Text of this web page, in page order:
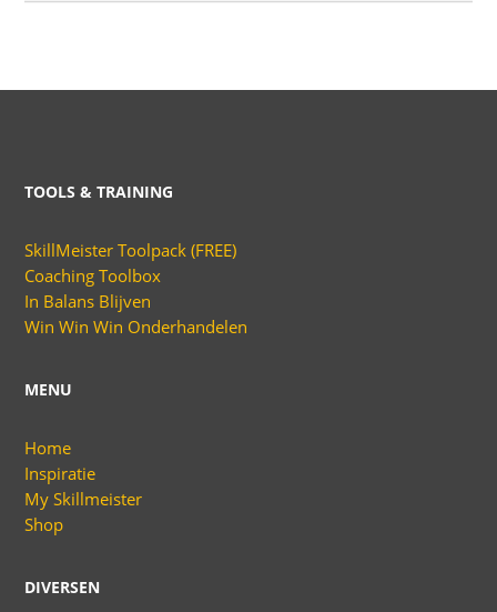
TOOLS & TRAINING
SkillMeister Toolpack (FREE)
Coaching Toolbox
In Balans Blijven
Win Win Win Onderhandelen
MENU
Home
Inspiratie
My Skillmeister
Shop
DIVERSEN